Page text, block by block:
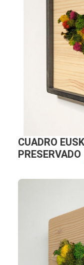
CUADRO
PRESERVADO